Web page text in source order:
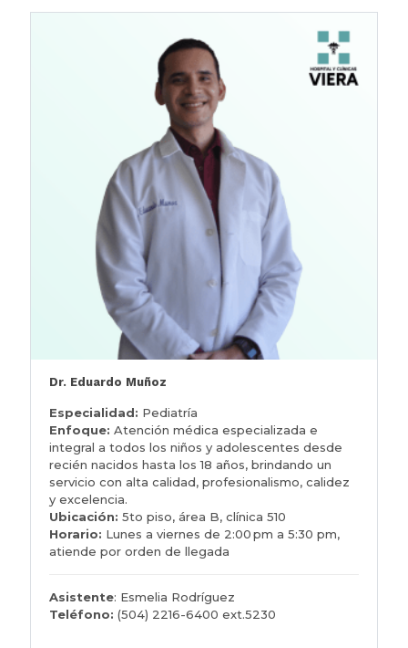
Dr. Eduardo Muñoz
Especialidad: Pediatría
Enfoque: Atención médica especializada e
integral a todos los niños y adolescentes desde
recién nacidos hasta los 18 años, brindando un
servicio con alta calidad, profesionalismo, calidez
y excelencia.
Ubicación: 5to piso, área B, clínica 510
Horario: Lunes a viernes de 2:00 pm a 5:30 pm,
atiende por orden de llegada
Asistente: Esmelia Rodríguez
Teléfono: (504) 2216-6400 ext.5230